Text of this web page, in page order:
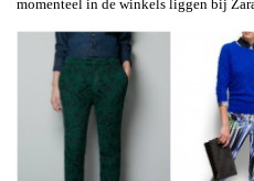
momenteel in de winkels liggen bij